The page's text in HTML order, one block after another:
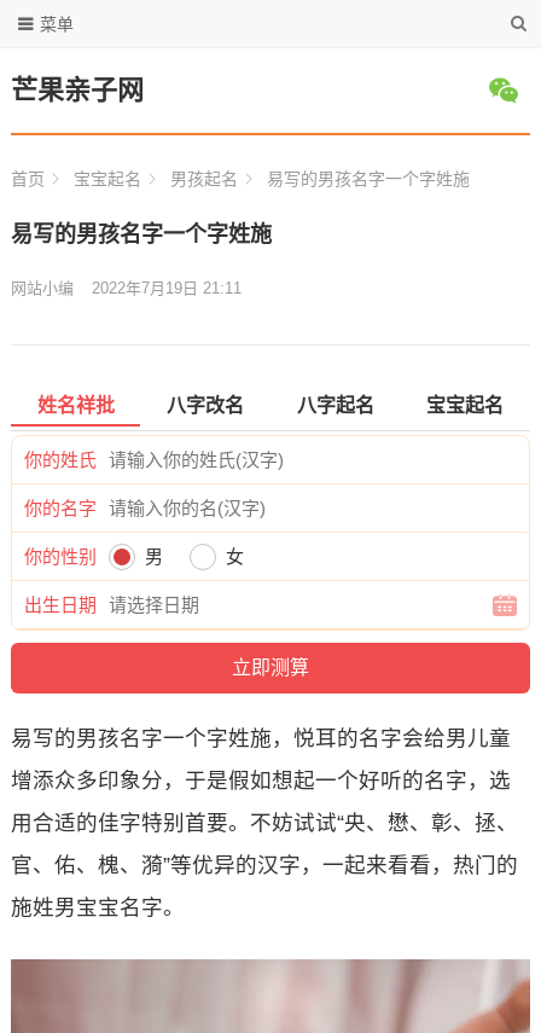
芒果亲子网
菜单
首页 宝宝起名 男孩起名 易写的男孩名字一个字姓施
易写的男孩名字一个字姓施
网站小编 2022年7月19日 21:11
姓名祥批 八字改名 八字起名 宝宝起名
你的姓氏
你的名字
你的性别 男 女
出生日期
易写的男孩名字一个字姓施，悦耳的名字会给男儿童
增添众多印象分，于是假如想起一个好听的名字，选
用合适的佳字特别首要。不妨试试“央、懋、彰、拯、
官、佑、槐、漪”等优异的汉字，一起来看看，热门的
施姓男宝宝名字。